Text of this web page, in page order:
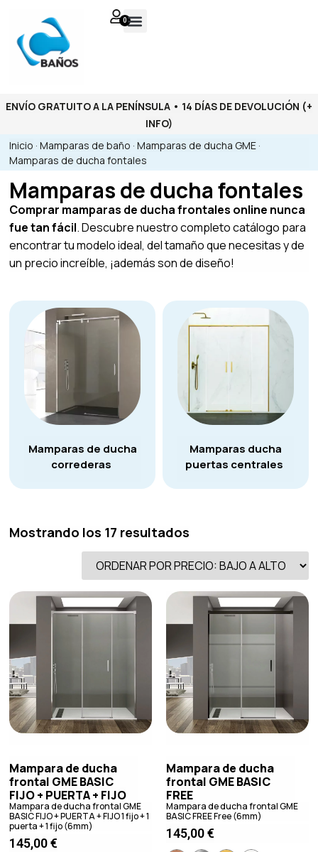
0
ENVÍO GRATUITO A LA PENÍNSULA • 14 DÍAS DE DEVOLUCIÓN (+
INFO)
Inicio ·Mamparas de baño ·Mamparas de ducha GME ·
Mamparas de ducha fontales
Mamparas de ducha fontales
Comprar mamparas de ducha frontales online nunca
fue tan fácil. Descubre nuestro completo catálogo para
encontrar tu modelo ideal, del tamaño que necesitas y de
un precio increíble, ¡además son de diseño!
Mamparas de ducha
correderas
Mamparas ducha
puertas centrales
Mostrando los 17 resultados
Mampara de ducha
frontal GME BASIC
FIJO + PUERTA + FIJO
Mampara de ducha frontal GME
BASIC FIJO + PUERTA + FIJO 1 fijo + 1
puerta + 1 fijo (6mm)
145,00€
Mampara de ducha
frontal GME BASIC
FREE
Mampara de ducha frontal GME
BASIC FREE Free (6mm)
145,00€